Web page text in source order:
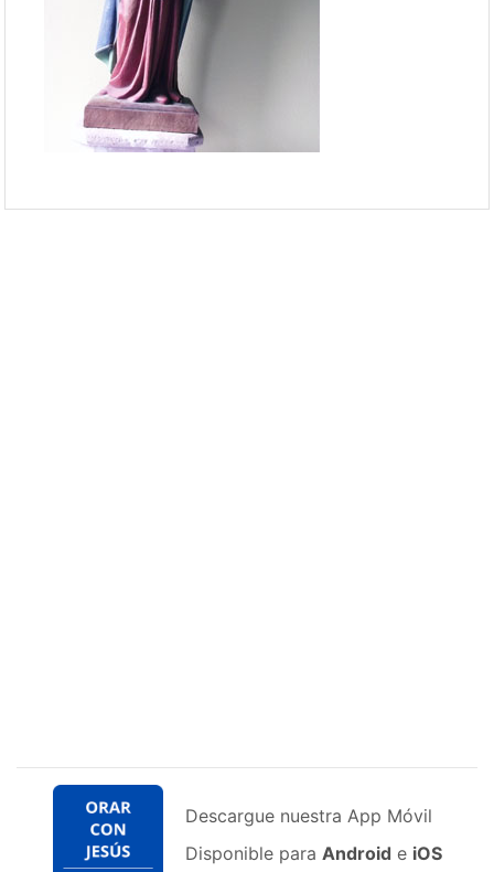
Descargue nuestra App Móvil
Disponible para Android e iOS